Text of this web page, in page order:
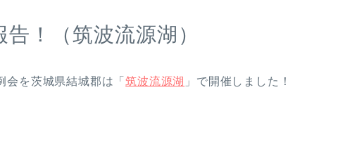
！（筑波流源湖）
会を茨城県結城郡は「筑波流源湖 」で開催しました！